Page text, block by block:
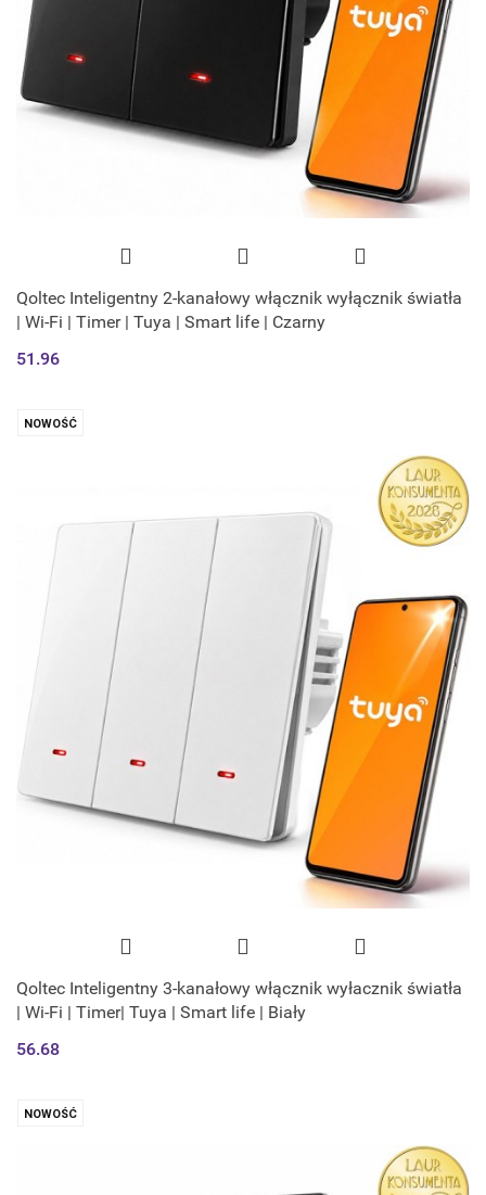
Qoltec Inteligentny 2-kanałowy włącznik wyłącznik światła
| Wi-Fi | Timer | Tuya | Smart life | Czarny
51.96
NOWOŚĆ
Qoltec Inteligentny 3-kanałowy włącznik wyłacznik światła
| Wi-Fi | Timer| Tuya | Smart life | Biały
56.68
NOWOŚĆ